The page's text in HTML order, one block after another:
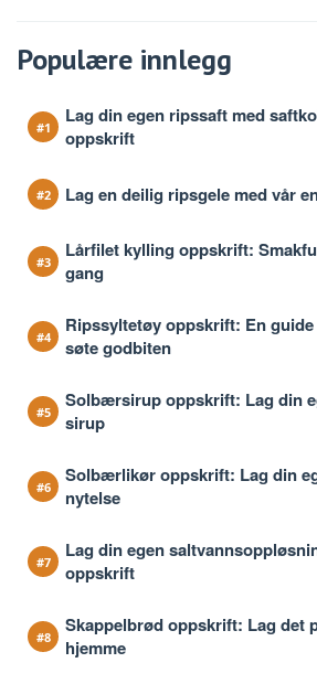
Populære innlegg
Lag din egen ripssaft med
oppskrift
Lag en deilig ripsgele med vår
Lårfilet kylling oppskrift:
gang
Ripssyltetøy oppskrift: En
søte godbiten
Solbærsirup oppskrift: Lag din
sirup
Solbærlikør oppskrift: Lag din
nytelse
Lag din egen
oppskrift
Skappelbrød oppskrift: Lag det
hjemme